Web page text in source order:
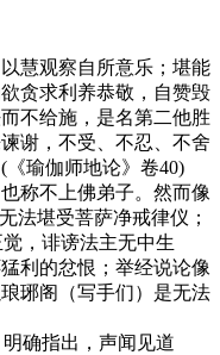
慧观察自所意乐；堪能
贪求利养恭敬，自赞毁
不给施，是名第二他胜
谢，不受、不忍、不舍
瑜伽师地论》卷40)
称不上佛弟子。然而像
法堪受菩萨净戒律仪；
，诽谤法主无中生
利的忿恨；举经说论像
琊阁（写手们）是无法
确指出，声闻见道